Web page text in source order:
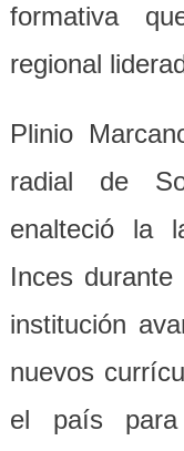
formativa
regional
Plinio
radial de
enalteció la
Inces
institución
nuevos
el país para